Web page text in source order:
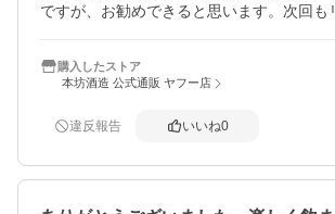
ですが、お勧めできると思います。次回も
購入したストア
本坊酒造 公式通販 ヤフー店
違反報告 いいね0